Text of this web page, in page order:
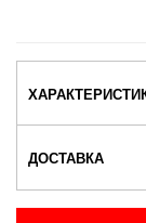
ДОСТАВКА